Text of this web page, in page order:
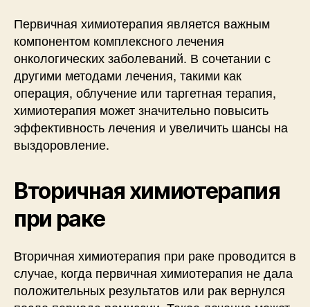
Первичная химиотерапия является важным
компонентом комплексного лечения
онкологических заболеваний. В сочетании с
другими методами лечения, такими как
операция, облучение или таргетная терапия,
химиотерапия может значительно повысить
эффективность лечения и увеличить шансы на
выздоровление.
Вторичная химиотерапия
при раке
Вторичная химиотерапия при раке проводится в
случае, когда первичная химиотерапия не дала
положительных результатов или рак вернулся